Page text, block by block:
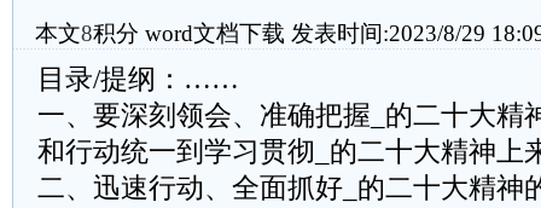
本文8积分 word文档下载 发表时间:2023/8/29
目录/提纲：……
一、要深刻领会、准确把握_的二十大精
和行动统一到学习贯彻_的二十大精神上
二、迅速行动、全面抓好_的二十大精神